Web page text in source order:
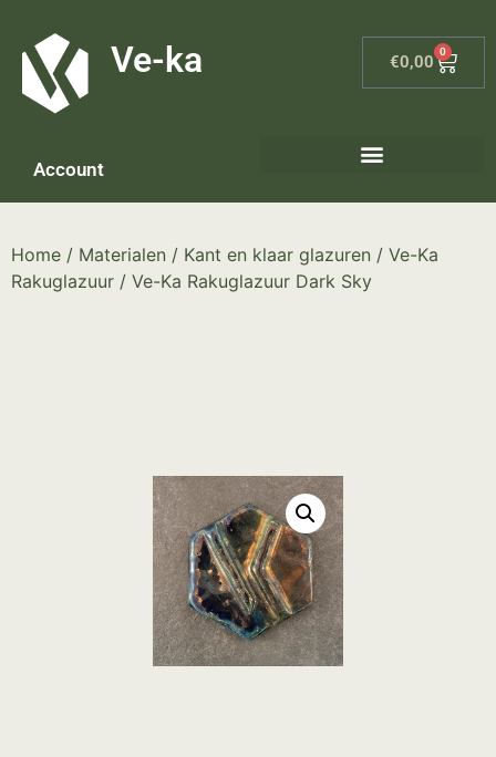
Ve-ka €0,00
0
Account
Home / Materialen / Kant en klaar glazuren / Ve-Ka
Rakuglazuur / Ve-Ka Rakuglazuur Dark Sky